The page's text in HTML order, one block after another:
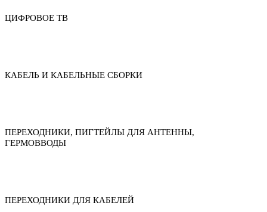
ЦИФРОВОЕ ТВ
КАБЕЛЬ И КАБЕЛЬНЫЕ СБОРКИ
ПЕРЕХОДНИКИ, ПИГТЕЙЛЫ ДЛЯ АНТЕННЫ,
ГЕРМОВВОДЫ
ПЕРЕХОДНИКИ ДЛЯ КАБЕЛЕЙ